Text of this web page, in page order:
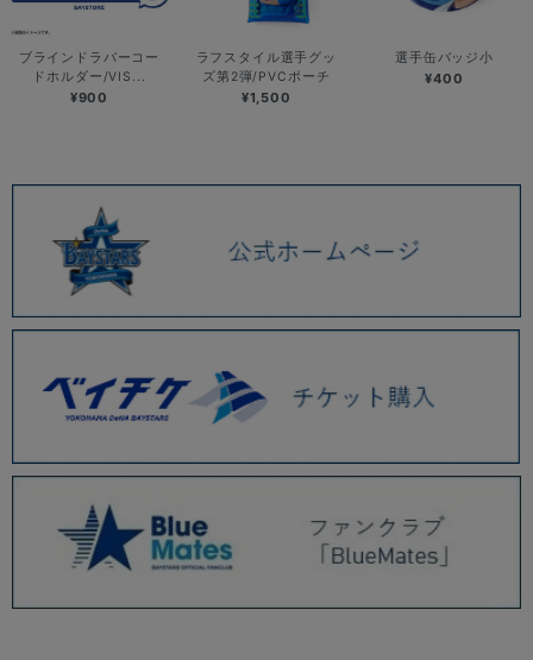
ブラインドラバーコー
ドホルダー/VIS...
¥900
ラフスタイル選手グッ
ズ第2弾/PVCポーチ
¥1,500
選手缶バッジ小
¥400